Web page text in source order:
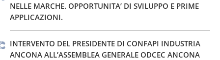
NELLE MARCHE. OPPORTUNITA’ DI SVILUPPO E PRIME
APPLICAZIONI.
INTERVENTO DEL PRESIDENTE DI CONFAPI INDUSTRIA
ANCONA ALL’ASSEMBLEA GENERALE ODCEC ANCONA